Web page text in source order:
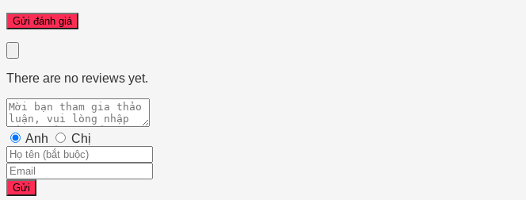
There are no reviews yet.
Anh Chị
Gửi